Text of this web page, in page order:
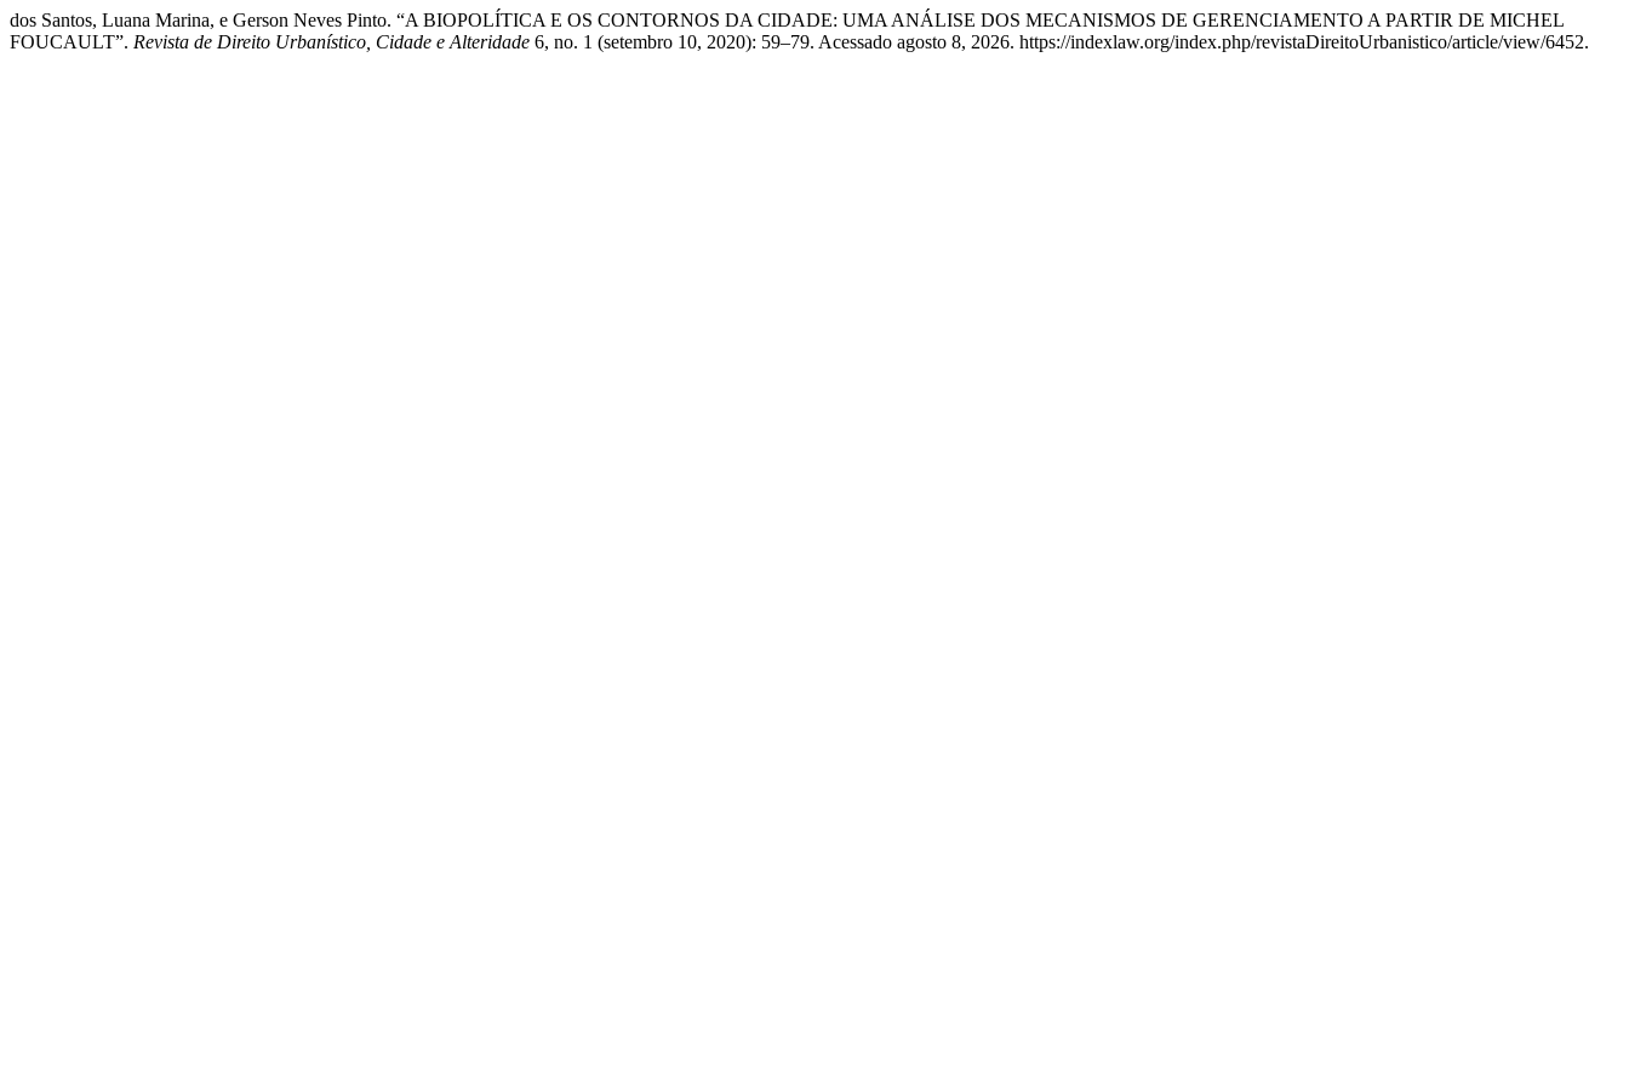
dos Santos, Luana Marina, e Gerson Neves Pinto. “A BIOPOLÍTICA E OS CONTORNOS DA CIDADE: UMA ANÁLISE DOS MECANISMOS DE GERENCIAMENTO A PARTIR DE MICHEL
FOUCAULT”. Revista de Direito Urbanístico, Cidade e Alteridade 6, no. 1 (setembro 10, 2020): 59–79. Acessado agosto 8, 2026. https://indexlaw.org/index.php/revistaDireitoUrbanistico/article/view/6452.